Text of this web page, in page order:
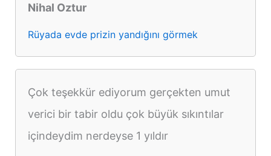
Nihal Oztur
Rüyada evde prizin yandığını görmek
Çok teşekkür ediyorum gerçekten umut
verici bir tabir oldu çok büyük sıkıntılar
içindeydim nerdeyse 1 yıldır